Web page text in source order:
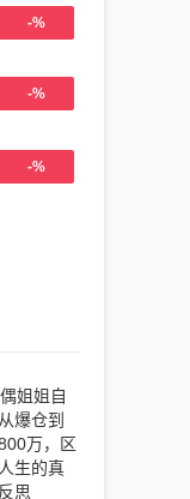
-%
-%
-%